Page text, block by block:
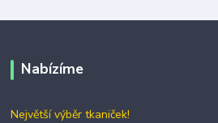
Nabízíme
Největší výběr tkaniček!